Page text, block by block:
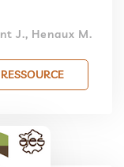
J., Henaux M.